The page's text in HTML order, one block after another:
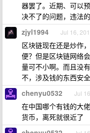
器罢了。近期、可以
决不了的问题，违法的
zjyl1994 Jul 16,
区块链现在还是炒作
便？但是区块链网络
量可不小啊。而且没
不，涉及钱的东西安
chenyu0532 Jul
在中国哪个有钱的大
货币，离死就很近了